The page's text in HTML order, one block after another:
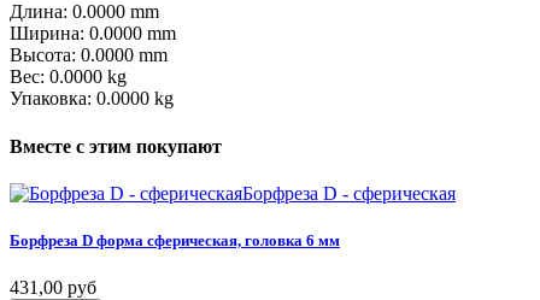
Длина: 0.0000 mm
Ширина: 0.0000 mm
Высота: 0.0000 mm
Вес: 0.0000 kg
Упаковка: 0.0000 kg
Вместе с этим покупают
Борфреза D - сферическая
Борфреза D форма сферическая, головка 6 мм
431,00 руб